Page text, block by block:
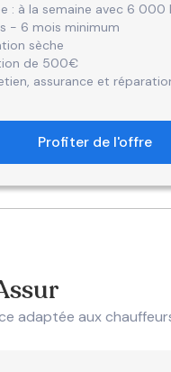
: à la semaine avec 6 000
- 6 mois minimum
sèche
de 500€
assurance et
Profiter de l'offre
adaptée aux